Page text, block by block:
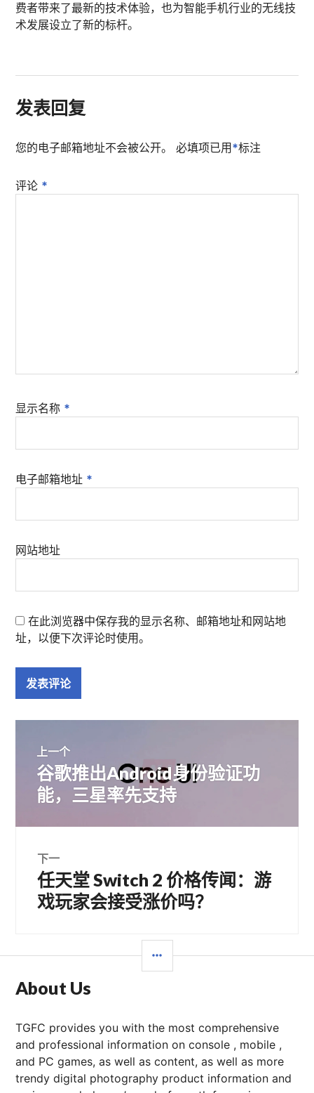
费者带来了最新的技术体验，也为智能手机行业的无线技
术发展设立了新的标杆。
发表回复
您的电子邮箱地址不会被公开。 必填项已用 *标注
评论 *
显示名称 *
电子邮箱地址 *
网站地址
在此浏览器中保存我的显示名称、邮箱地址和网站地
址，以便下次评论时使用。
文
章
导
航
上一个
上
篇
文
谷歌推出Android身份验证功
能，三星率先支持
下一
下
篇
文
任天堂 Switch 2 价格传闻：游
戏玩家会接受涨价吗？
栏
About Us
TGFC provides you with the most comprehensive
and professional information on console , mobile ,
and PC games, as well as content, as well as more
trendy digital photography product information and